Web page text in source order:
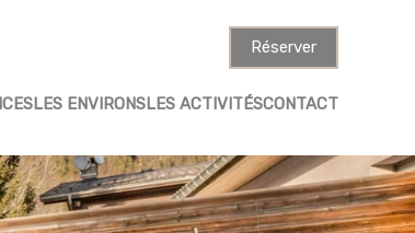
Réserver
LES ENVIRONSLES ACTIVITÉSCONTACT